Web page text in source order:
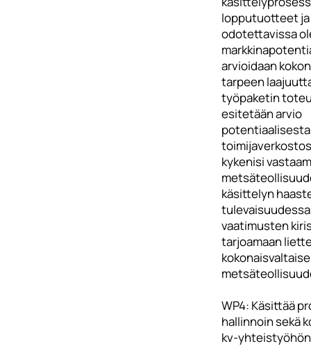
lopputuotteet
odotettavissa
arvioidaan
tarpeen
työpaketin
esitetään arvio
potentiaalisesta
kykenisi
käsittelyn
vaatimusten
tarjoamaan
WP4: Käsittää
hallinnoin sekä
kv-